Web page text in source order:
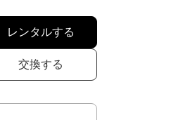
レンタルする
交換する